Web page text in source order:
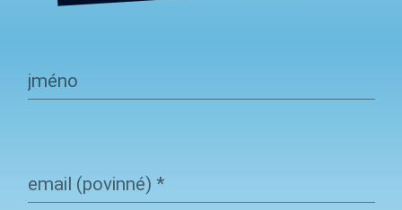
jméno
email (povinné) *